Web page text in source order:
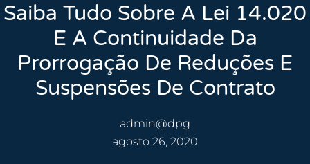
Saiba Tudo Sobre A Lei 14.020
E A Continuidade Da
Prorrogação De Reduções E
Suspensões De Contrato
admin@dpg
agosto 26, 2020